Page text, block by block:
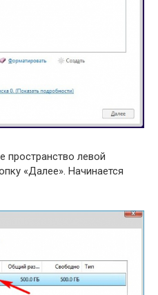
пространство левой
«Далее». Начинается